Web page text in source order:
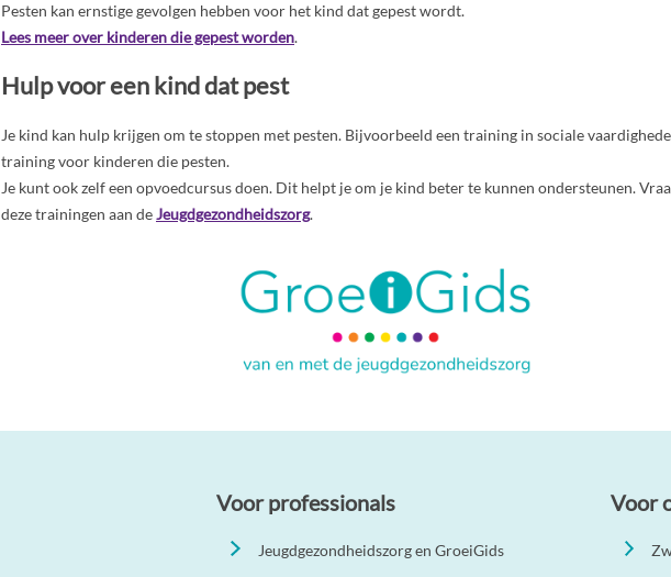
Pesten kan ernstige gevolgen hebben voor het kind dat gepest wordt.
Lees meer over kinderen die gepest worden.
Hulp voor een kind dat pest
Je kind kan hulp krijgen om te stoppen met pesten. Bijvoorbeeld een training in sociale
training voor kinderen die pesten.
Je kunt ook zelf een opvoedcursus doen. Dit helpt je om je kind beter te kunnen ondersteunen.
deze trainingen aan deJeugdgezondheidszorg.
Voor professionals
Jeugdgezondheidszorg en GroeiGids
Voor